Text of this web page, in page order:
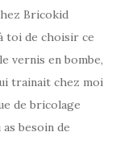
Bricokid
toi de choisir ce
vernis en bombe,
trainait chez moi
de bricolage
besoin de